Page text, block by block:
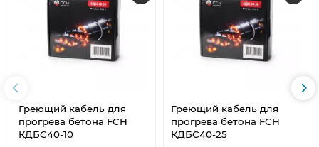
Греющий кабель для
прогрева бетона FCH
КДБС40-10
Греющий кабель для
прогрева бетона FCH
КДБС40-25